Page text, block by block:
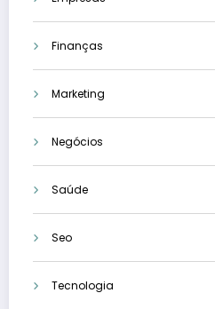
Finanças
Marketing
Negócios
Saúde
Seo
Tecnologia